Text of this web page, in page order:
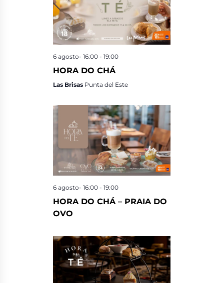
6 agosto- 16:00 -19:00
HORA DO CHÁ
Las Brisas Punta del Este
6 agosto- 16:00 -19:00
HORA DO CHÁ – PRAIA DO
OVO